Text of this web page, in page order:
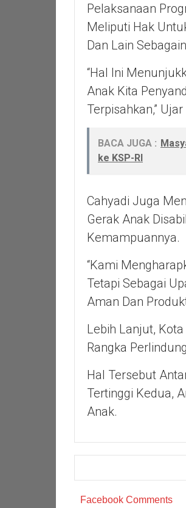
Pelaksanaan
Meliputi Hak
Dan Lain
“Hal Ini
Anak Kita
Terpisahkan,”
BACA JUGA :
ke KSP-RI
Cahyadi Juga
Gerak Anak
Kemampuannya.
“Kami
Tetapi Sebagai
Aman Dan
Lebih Lanjut,
Rangka
Hal Tersebut
Tertinggi Kedua,
Anak.
Facebook Comments